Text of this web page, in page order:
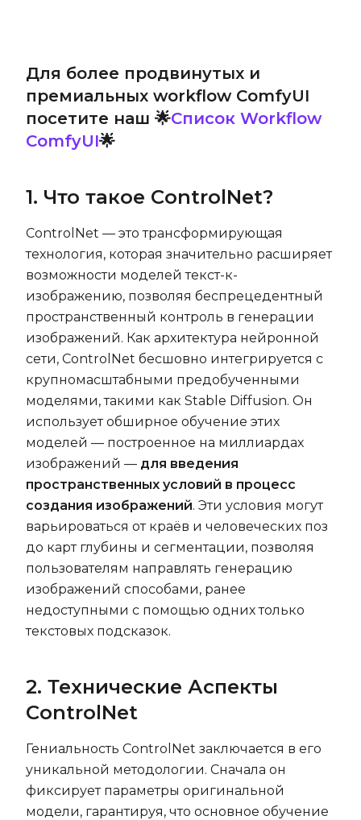
Для более продвинутых и
премиальных workflow ComfyUI
посетите наш 🌟Список Workflow
ComfyUI🌟
1. Что такое ControlNet?
ControlNet — это трансформирующая
технология, которая значительно расширяет
возможности моделей текст-к-
изображению, позволяя беспрецедентный
пространственный контроль в генерации
изображений. Как архитектура нейронной
сети, ControlNet бесшовно интегрируется с
крупномасштабными предобученными
моделями, такими как Stable Diffusion. Он
использует обширное обучение этих
моделей — построенное на миллиардах
изображений — для введения
пространственных условий в процесс
создания изображений. Эти условия могут
варьироваться от краёв и человеческих поз
до карт глубины и сегментации, позволяя
пользователям направлять генерацию
изображений способами, ранее
недоступными с помощью одних только
текстовых подсказок.
2. Технические Аспекты
ControlNet
Гениальность ControlNet заключается в его
уникальной методологии. Сначала он
фиксирует параметры оригинальной
модели, гарантируя, что основное обучение